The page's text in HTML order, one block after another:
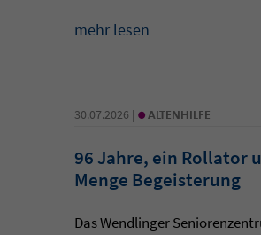
mehr lesen
30.07.2026 | • ALTENHILFE
96 Jahre, ein Rollator
Menge Begeisterung
Das Wendlinger